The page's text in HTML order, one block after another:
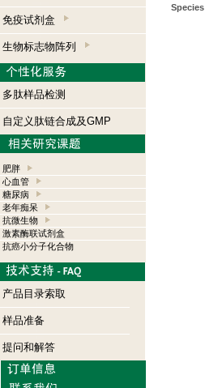
免疫试剂盒
生物标志物阵列
多肽样品检测
自定义肽链合成及GMP
肥胖
心血管
糖尿病
老年痴呆
抗微生物
激素酶联试剂盒
抗癌小分子化合物
产品目录索取
样品准备
提问和解答
Species